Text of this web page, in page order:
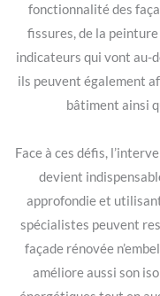
fonctionnalité des
fissures, de la
indicateurs qui vont au-
ils peuvent également
bâtiment ainsi
Face à ces défis,
devient
approfondie et
spécialistes peuvent
façade rénovée
améliore aussi son